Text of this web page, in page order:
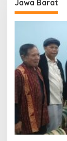
Jawa Barat